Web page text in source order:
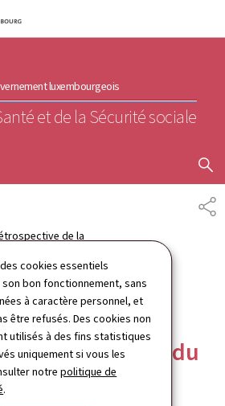
cookies essentiels
bon fonctionnement, sans
à caractère personnel, et
être refusés. Des cookies non
utilisés à des fins statistiques
uniquement si vous les
notrepolitique de
.
menu principal
au contenu
luxembourgeois
et de la Sécurité sociale
de la
de la semaine du
2023